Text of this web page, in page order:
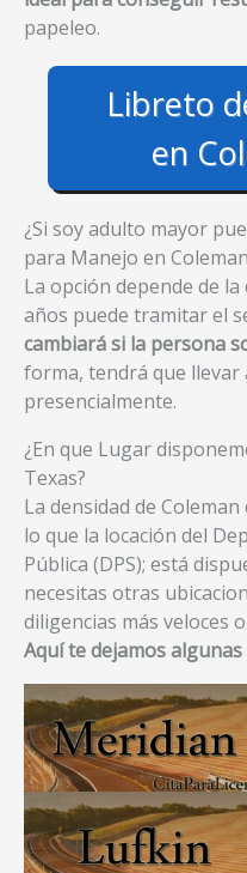
papeleo.
Libreto
en
¿Si soy adulto mayor
para Manejo en
La opción depende de
años puede tramitar el
cambiará si la persona
forma, tendrá que llevar
presencialmente.
¿En que Lugar
Texas?
La densidad de
lo que la locación del
Pública (DPS); está
necesitas otras
diligencias más veloces
Aquí te dejamos